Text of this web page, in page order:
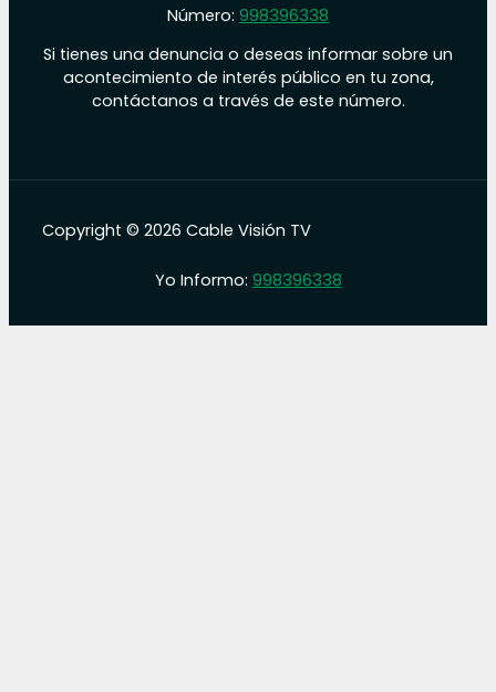
Número: 998396338
Si tienes una denuncia o deseas informar sobre un
acontecimiento de interés público en tu zona,
contáctanos a través de este número.
Copyright © 2026 Cable Visión TV
Yo Informo: 998396338